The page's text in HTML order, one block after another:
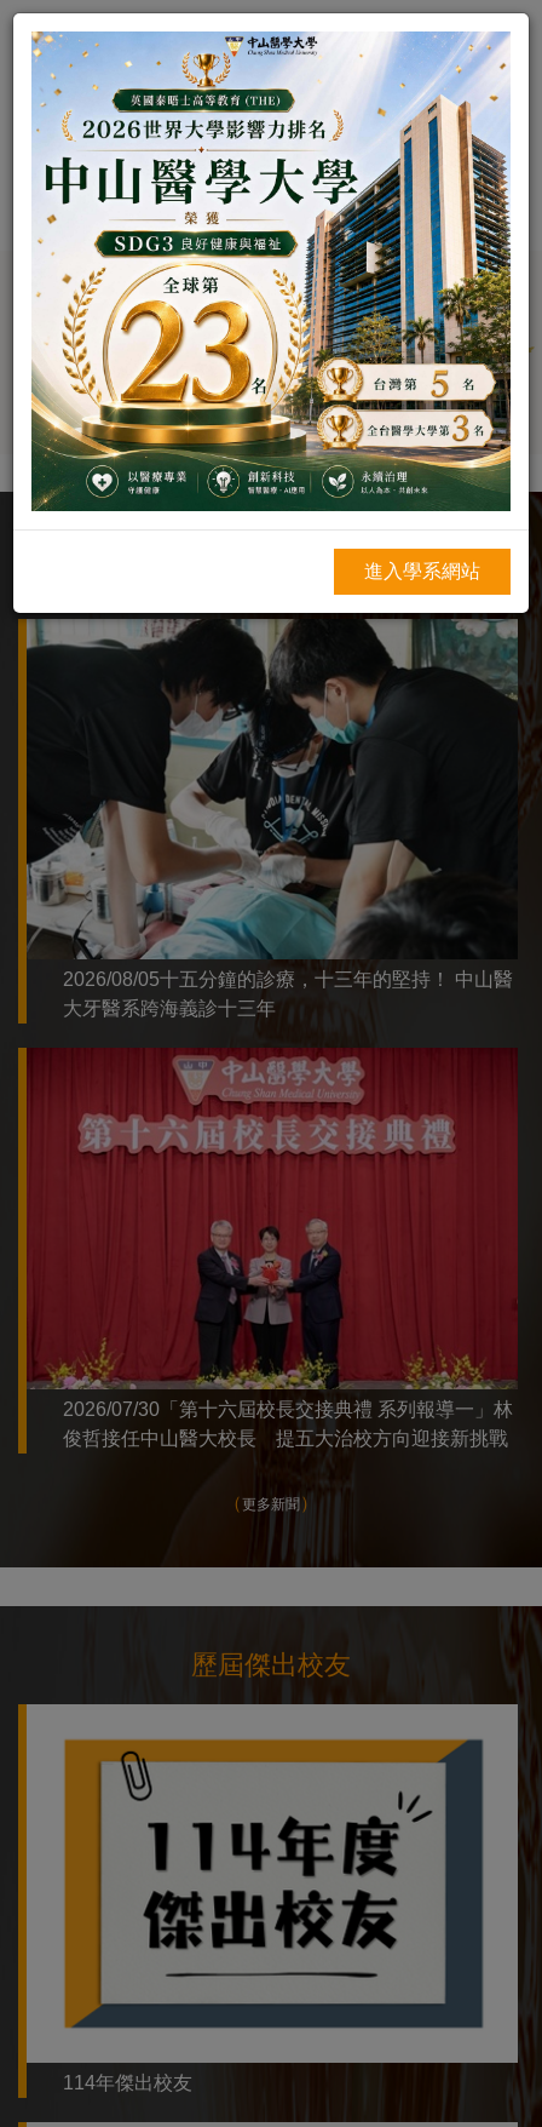
跳
公共事務暨校
友服務處
2026/08/05十五分鐘的診療，十三年的堅持！ 中山醫
大牙醫系跨海義診十三年
2026/07/30「第十六屆校長交接典禮 系列報導一」林
俊哲接任中山醫大校長 提五大治校方向迎接新挑戰
更多新聞
歷屆傑出校友
114年傑出校友
進入學系網站